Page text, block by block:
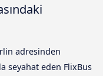
adresinden
seyahat eden FlixBus